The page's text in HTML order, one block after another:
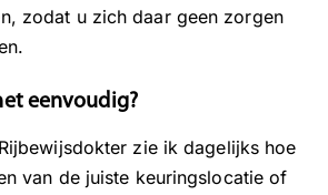
zodat u zich daar geen zorgen
eenvoudig?
zie ik dagelijks hoe
van de juiste keuringslocatie of